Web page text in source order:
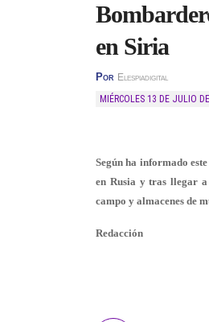
en Siria
Por Elespiadigital
MIÉRCOLES 13 DE JULIO
Según ha informado
en Rusia y tras llegar
campo y almacenes de
Redacción